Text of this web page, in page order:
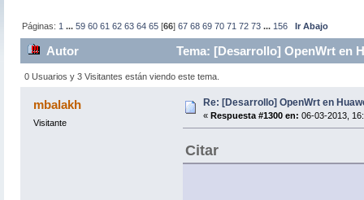
Páginas: 1 ...59 60 61 62 63 64 65 [66]67 68 69 70 71 72 73 ... 156 Ir Abajo
Autor Tema: [Desarrollo] OpenWrt en
0 Usuarios y 3 Visitantes están viendo este tema.
mbalakh
Visitante
Re: [Desarrollo] OpenWrt en
« Respuesta #1300 en: 06-03-2013,
Citar